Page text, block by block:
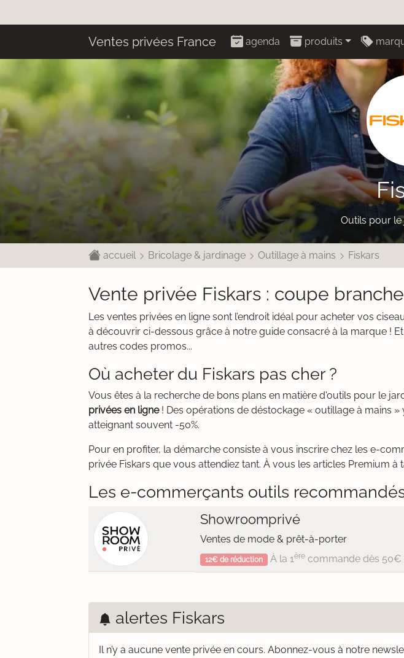
Ventes privées France agenda produits
Outils pour le
accueil Bricolage & jardinage Outillage à mains Fiskars
Vente privée Fiskars : coupe
Les ventes privées en ligne sont l’endroit idéal pour acheter vos
à découvrir ci-dessous grâce à notre guide consacré à la marque !
autres codes promos...
Où acheter du Fiskars pas cher ?
Vous êtes à la recherche de bons plans en matière d'outils pour le
privées en ligne! Des opérations de déstockage « outillage à mains
atteignant souvent -50%.
Pour en profiter, la démarche consiste à vous inscrire chez les e-
privée Fiskars que vous attendiez tant. À vous les articles Premium à
Les e-commerçants outils
Showroomprivé
Ventes de mode & prêt-à-porter
12€ de réduction À la 1èrecommande dès 50€
alertes Fiskars
Il n’y a aucune vente privée en cours. Abonnez-vous à notre